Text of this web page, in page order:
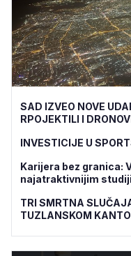
SAD IZVEO NOVE
RPOJEKTILI I
INVESTICIJE U
Karijera bez granica:
najatraktivnijim
TRI SMRTNA
TUZLANSKOM